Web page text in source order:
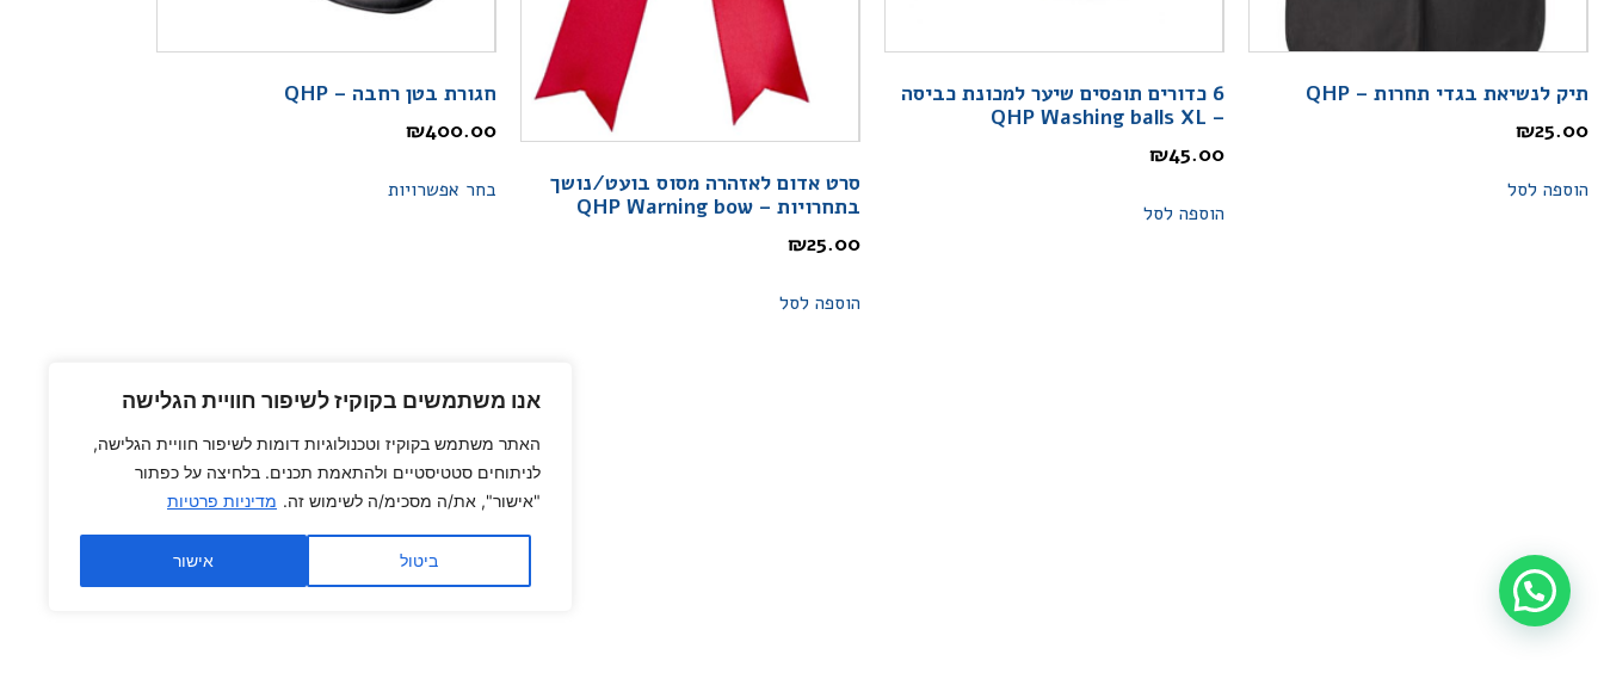
אנו משתמשים בקוקיז לשיפור חוויית הגלישה
האתר משתמש בקוקיז וטכנולוגיות דומות לשיפור חוויית הגלישה,
לניתוחים סטטיסטיים ולהתאמת תכנים. בלחיצה על כפתור
"אישור", את/ה מסכימ/ה לשימוש זה. מדיניות פרטיות
ביטול אישור
תיק לנשיאת בגדי תחרות – QHP
₪25.00
הוספה לסל
6 כדורים תופסים שיער למכונת כביסה
– QHP Washing balls XL
₪45.00
הוספה לסל
סרט אדום לאזהרה מסוס בועט/נושך
בתחרויות – QHP Warning bow
₪25.00
הוספה לסל
חגורת בטן רחבה – QHP
₪400.00
בחר אפשרויות